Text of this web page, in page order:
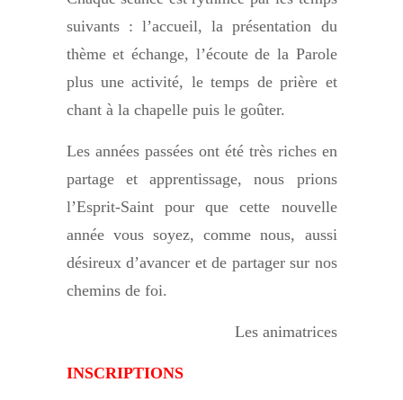
suivants : l’accueil, la présentation du
thème et échange, l’écoute de la Parole
plus une activité, le temps de prière et
chant à la chapelle puis le goûter.
Les années passées ont été très riches en
partage et apprentissage, nous prions
l’Esprit-Saint pour que cette nouvelle
année vous soyez, comme nous, aussi
désireux d’avancer et de partager sur nos
chemins de foi.
Les animatrices
INSCRIPTIONS